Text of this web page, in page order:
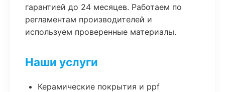
гарантией до 24 месяцев. Работаем по
регламентам производителей и
используем проверенные материалы.
Наши услуги
Керамические покрытия и ppf